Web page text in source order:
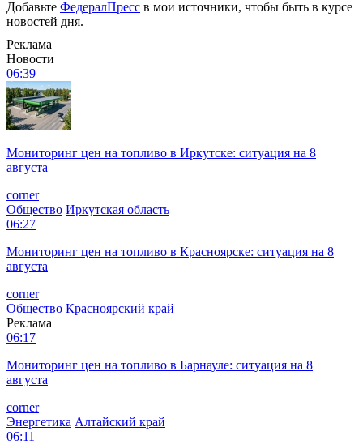
Добавьте ФедералПресс в мои источники, чтобы быть в курсе
новостей дня.
Реклама
Новости
06:39
Мониторинг цен на топливо в Иркутске: ситуация на 8
августа
corner
Общество Иркутская область
06:27
Мониторинг цен на топливо в Красноярске: ситуация на 8
августа
corner
Общество Красноярский край
Реклама
06:17
Мониторинг цен на топливо в Барнауле: ситуация на 8
августа
corner
Энергетика Алтайский край
06:11